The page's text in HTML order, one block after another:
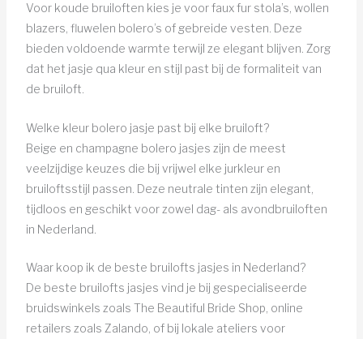
Voor koude bruiloften kies je voor faux fur stola’s, wollen
blazers, fluwelen bolero’s of gebreide vesten. Deze
bieden voldoende warmte terwijl ze elegant blijven. Zorg
dat het jasje qua kleur en stijl past bij de formaliteit van
de bruiloft.
Welke kleur bolero jasje past bij elke bruiloft?
Beige en champagne bolero jasjes zijn de meest
veelzijdige keuzes die bij vrijwel elke jurkleur en
bruiloftsstijl passen. Deze neutrale tinten zijn elegant,
tijdloos en geschikt voor zowel dag- als avondbruiloften
in Nederland.
Waar koop ik de beste bruilofts jasjes in Nederland?
De beste bruilofts jasjes vind je bij gespecialiseerde
bruidswinkels zoals The Beautiful Bride Shop, online
retailers zoals Zalando, of bij lokale ateliers voor